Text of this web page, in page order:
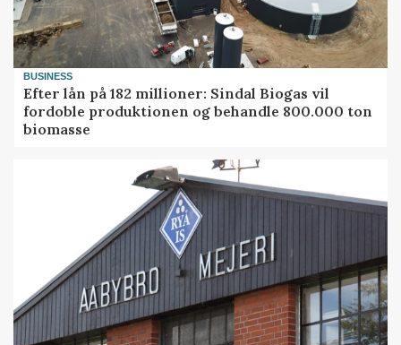
BUSINESS
Efter lån på 182 millioner: Sindal Biogas vil
fordoble produktionen og behandle 800.000 ton
biomasse